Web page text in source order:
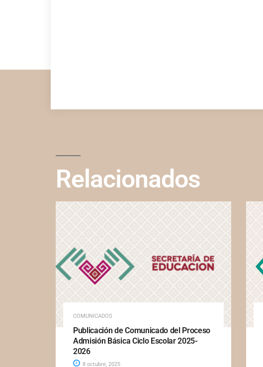
Relacionados
COMUNICADOS
Publicación de Comunicado del Proceso
Admisión Básica Ciclo Escolar 2025-
2026
8 octubre, 2025